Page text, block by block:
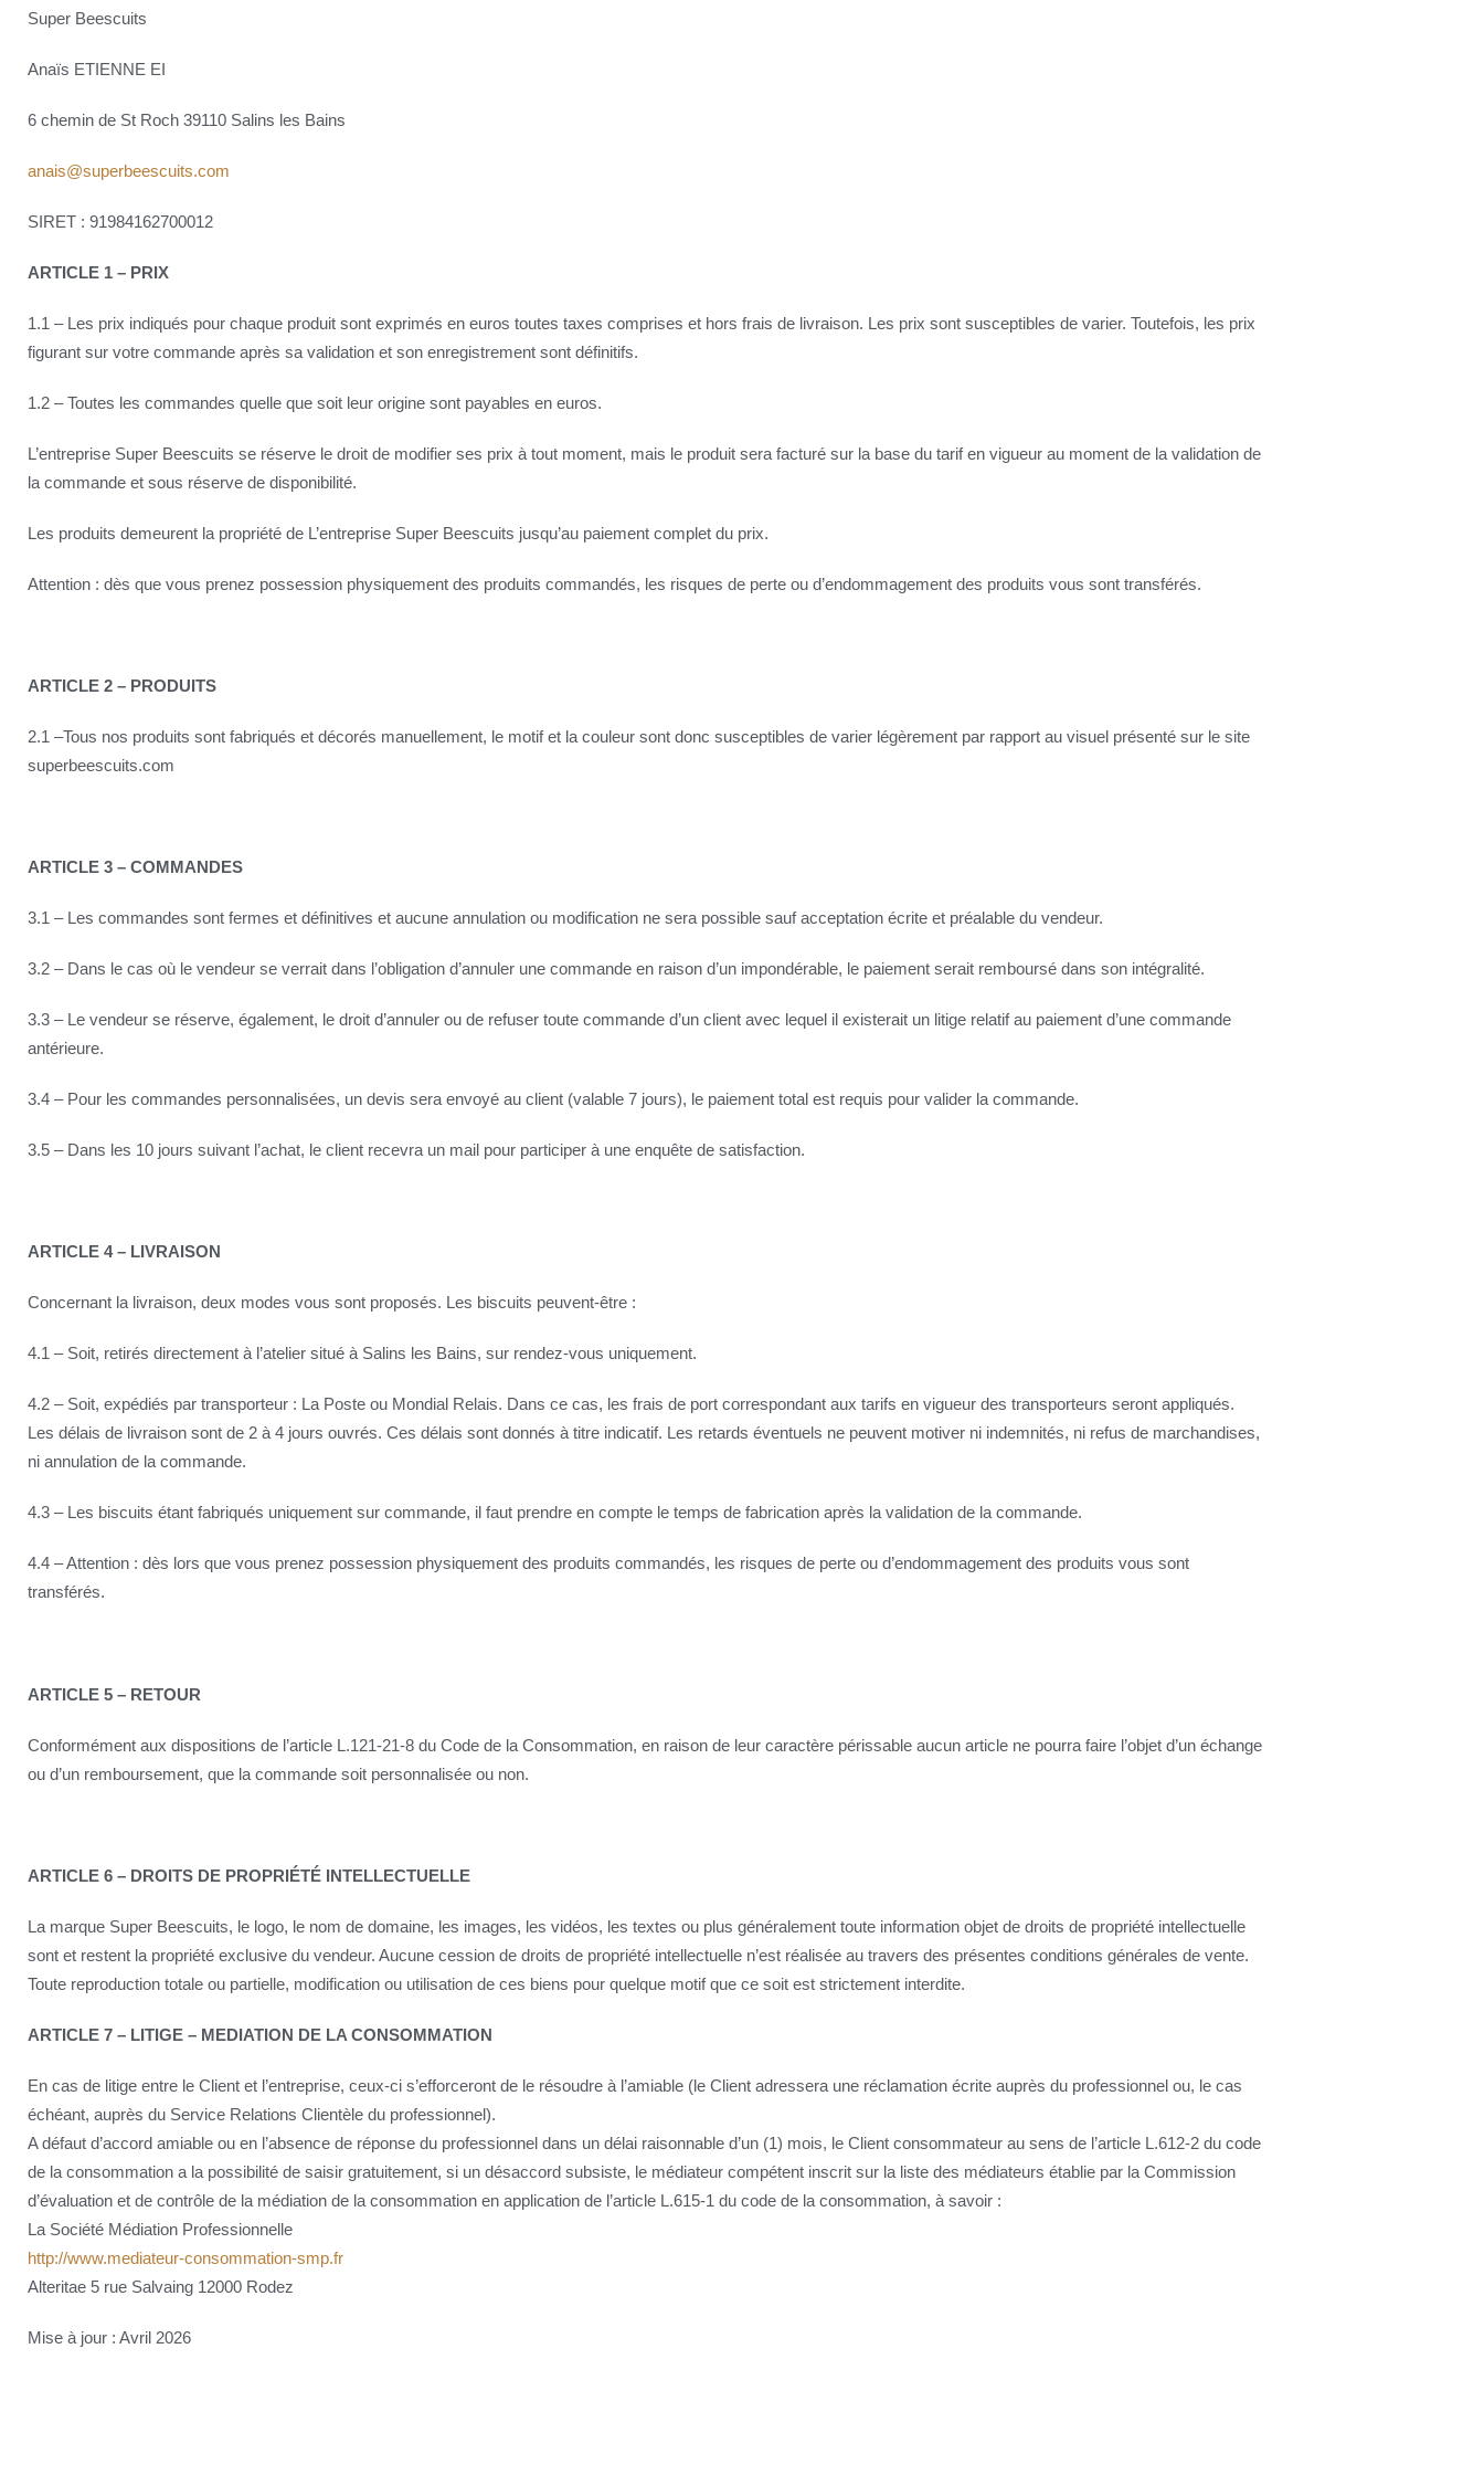
Super Beescuits
Anaïs ETIENNE EI
6 chemin de St Roch 39110 Salins les Bains
anais@superbeescuits.com
SIRET : 91984162700012
ARTICLE 1 – PRIX
1.1 – Les prix indiqués pour chaque produit sont exprimés en euros toutes taxes comprises et hors frais de livraison. Les prix sont susceptibles de varier. Toutefois, les prix
figurant sur votre commande après sa validation et son enregistrement sont définitifs.
1.2 – Toutes les commandes quelle que soit leur origine sont payables en euros.
L’entreprise Super Beescuits se réserve le droit de modifier ses prix à tout moment, mais le produit sera facturé sur la base du tarif en vigueur au moment de la validation de
la commande et sous réserve de disponibilité.
Les produits demeurent la propriété de L’entreprise Super Beescuits jusqu’au paiement complet du prix.
Attention : dès que vous prenez possession physiquement des produits commandés, les risques de perte ou d’endommagement des produits vous sont transférés.
ARTICLE 2 – PRODUITS
2.1 –Tous nos produits sont fabriqués et décorés manuellement, le motif et la couleur sont donc susceptibles de varier légèrement par rapport au visuel présenté sur le site
superbeescuits.com
ARTICLE 3 – COMMANDES
3.1 – Les commandes sont fermes et définitives et aucune annulation ou modification ne sera possible sauf acceptation écrite et préalable du vendeur.
3.2 – Dans le cas où le vendeur se verrait dans l’obligation d’annuler une commande en raison d’un impondérable, le paiement serait remboursé dans son intégralité.
3.3 – Le vendeur se réserve, également, le droit d’annuler ou de refuser toute commande d’un client avec lequel il existerait un litige relatif au paiement d’une commande
antérieure.
3.4 – Pour les commandes personnalisées, un devis sera envoyé au client (valable 7 jours), le paiement total est requis pour valider la commande.
3.5 – Dans les 10 jours suivant l’achat, le client recevra un mail pour participer à une enquête de satisfaction.
ARTICLE 4 – LIVRAISON
Concernant la livraison, deux modes vous sont proposés. Les biscuits peuvent-être :
4.1 – Soit, retirés directement à l’atelier situé à Salins les Bains, sur rendez-vous uniquement.
4.2 – Soit, expédiés par transporteur : La Poste ou Mondial Relais. Dans ce cas, les frais de port correspondant aux tarifs en vigueur des transporteurs seront appliqués.
Les délais de livraison sont de 2 à 4 jours ouvrés. Ces délais sont donnés à titre indicatif. Les retards éventuels ne peuvent motiver ni indemnités, ni refus de marchandises,
ni annulation de la commande.
4.3 – Les biscuits étant fabriqués uniquement sur commande, il faut prendre en compte le temps de fabrication après la validation de la commande.
4.4 – Attention : dès lors que vous prenez possession physiquement des produits commandés, les risques de perte ou d’endommagement des produits vous sont
transférés.
ARTICLE 5 – RETOUR
Conformément aux dispositions de l’article L.121-21-8 du Code de la Consommation, en raison de leur caractère périssable aucun article ne pourra faire l’objet d’un échange
ou d’un remboursement, que la commande soit personnalisée ou non.
ARTICLE 6 – DROITS DE PROPRIÉTÉ INTELLECTUELLE
La marque Super Beescuits, le logo, le nom de domaine, les images, les vidéos, les textes ou plus généralement toute information objet de droits de propriété intellectuelle
sont et restent la propriété exclusive du vendeur. Aucune cession de droits de propriété intellectuelle n’est réalisée au travers des présentes conditions générales de vente.
Toute reproduction totale ou partielle, modification ou utilisation de ces biens pour quelque motif que ce soit est strictement interdite.
ARTICLE 7 – LITIGE – MEDIATION DE LA CONSOMMATION
En cas de litige entre le Client et l’entreprise, ceux-ci s’efforceront de le résoudre à l’amiable (le Client adressera une réclamation écrite auprès du professionnel ou, le cas
échéant, auprès du Service Relations Clientèle du professionnel).
A défaut d’accord amiable ou en l’absence de réponse du professionnel dans un délai raisonnable d’un (1) mois, le Client consommateur au sens de l’article L.612-2 du code
de la consommation a la possibilité de saisir gratuitement, si un désaccord subsiste, le médiateur compétent inscrit sur la liste des médiateurs établie par la Commission
d’évaluation et de contrôle de la médiation de la consommation en application de l’article L.615-1 du code de la consommation, à savoir :
La Société Médiation Professionnelle
http://www.mediateur-consommation-smp.fr
Alteritae 5 rue Salvaing 12000 Rodez
Mise à jour : Avril 2026